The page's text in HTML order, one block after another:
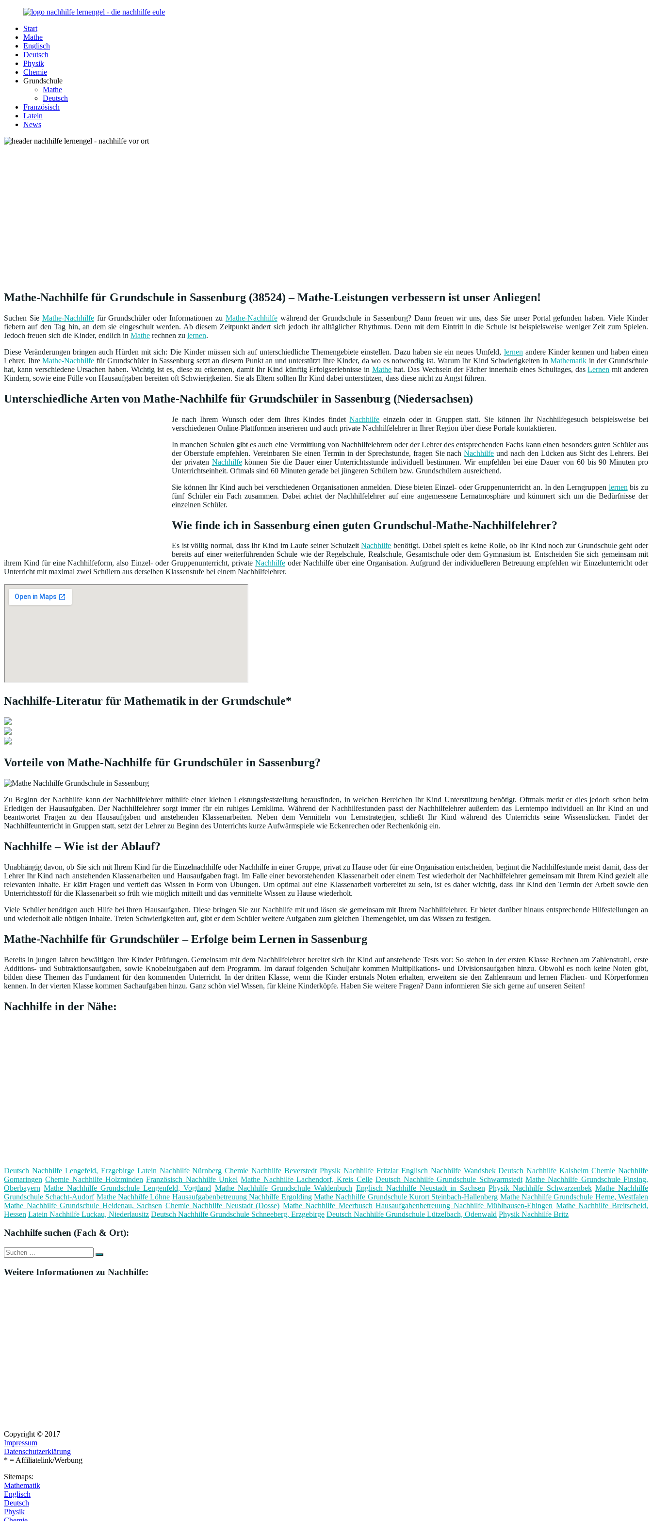
Zurück
Inhalt
Nachhilfe-
Lernengel.de
Unsere
Nachhilfe-
Eule
berät
zum
Damit
Lernen
Spaß
Start
Mathe
Englisch
Deutsch
Physik
Chemie
Grundschule
Mathe
Deutsch
Französisch
Latein
News
Mathe-Nachhilfe für Grundschule in Sassenburg (38524) – Mathe-Leistungen verbessern ist unser Anliegen!
Suchen Sie Mathe-Nachhilfefür Grundschüler oder Informationen zu Mathe-Nachhilfewährend der Grundschule in Sassenburg? Dann freuen wir uns, dass Sie unser Portal gefunden haben. Viele Kinder
fiebern auf den Tag hin, an dem sie eingeschult werden. Ab diesem Zeitpunkt ändert sich jedoch ihr alltäglicher Rhythmus. Denn mit dem Eintritt in die Schule ist beispielsweise weniger Zeit zum Spielen.
Jedoch freuen sich die Kinder, endlich in Mathe rechnen zu lernen.
Diese Veränderungen bringen auch Hürden mit sich: Die Kinder müssen sich auf unterschiedliche Themengebiete einstellen. Dazu haben sie ein neues Umfeld, lernen andere Kinder kennen und haben einen
Lehrer. IhreMathe-Nachhilfe für Grundschüler in Sassenburg setzt an diesem Punkt an und unterstützt Ihre Kinder, da wo es notwendig ist. Warum Ihr Kind Schwierigkeiten inMathematik in der Grundschule
hat, kann verschiedene Ursachen haben. Wichtig ist es, diese zu erkennen, damit Ihr Kind künftig Erfolgserlebnisse inMathe hat. Das Wechseln der Fächer innerhalb eines Schultages, dasLernen mit anderen
Kindern, sowie eine Fülle von Hausaufgaben bereiten oft Schwierigkeiten. Sie als Eltern sollten Ihr Kind dabei unterstützen, dass diese nicht zu Angst führen.
Unterschiedliche Arten von Mathe-Nachhilfe für Grundschüler in Sassenburg (Niedersachsen)
Je nach Ihrem Wunsch oder dem Ihres Kindes findetNachhilfe einzeln oder in Gruppen statt. Sie können Ihr Nachhilfegesuch beispielsweise bei
verschiedenen Online-Plattformen inserieren und auch private Nachhilfelehrer in Ihrer Region über diese Portale kontaktieren.
In manchen Schulen gibt es auch eine Vermittlung von Nachhilfelehrern oder der Lehrer des entsprechenden Fachs kann einen besonders guten Schüler aus
der Oberstufe empfehlen. Vereinbaren Sie einen Termin in der Sprechstunde, fragen Sie nachNachhilfe und nach den Lücken aus Sicht des Lehrers. Bei
der privaten Nachhilfekönnen Sie die Dauer einer Unterrichtsstunde individuell bestimmen. Wir empfehlen bei eine Dauer von 60 bis 90 Minuten pro
Unterrichtseinheit. Oftmals sind 60 Minuten gerade bei jüngeren Schülern bzw. Grundschülern ausreichend.
Sie können Ihr Kind auch bei verschiedenen Organisationen anmelden. Diese bieten Einzel- oder Gruppenunterricht an. In den Lerngruppen lernen bis zu
fünf Schüler ein Fach zusammen. Dabei achtet der Nachhilfelehrer auf eine angemessene Lernatmosphäre und kümmert sich um die Bedürfnisse der
einzelnen Schüler.
Wie finde ich in Sassenburg einen guten Grundschul-Mathe-Nachhilfelehrer?
Es ist völlig normal, dass Ihr Kind im Laufe seiner SchulzeitNachhilfe benötigt. Dabei spielt es keine Rolle, ob Ihr Kind noch zur Grundschule geht oder
bereits auf einer weiterführenden Schule wie der Regelschule, Realschule, Gesamtschule oder dem Gymnasium ist. Entscheiden Sie sich gemeinsam mit
ihrem Kind für eine Nachhilfeform, also Einzel- oder Gruppenunterricht, private Nachhilfeoder Nachhilfe über eine Organisation. Aufgrund der individuelleren Betreuung empfehlen wir Einzelunterricht oder
Unterricht mit maximal zwei Schülern aus derselben Klassenstufe bei einem Nachhilfelehrer.
Nachhilfe-Literatur für Mathematik in der Grundschule*
Vorteile von Mathe-Nachhilfe für Grundschüler in Sassenburg?
Zu Beginn der Nachhilfe kann der Nachhilfelehrer mithilfe einer kleinen Leistungsfeststellung herausfinden, in welchen Bereichen Ihr Kind Unterstützung benötigt. Oftmals merkt er dies jedoch schon beim
Erledigen der Hausaufgaben. Der Nachhilfelehrer sorgt immer für ein ruhiges Lernklima. Während der Nachhilfestunden passt der Nachhilfelehrer außerdem das Lerntempo individuell an Ihr Kind an und
beantwortet Fragen zu den Hausaufgaben und anstehenden Klassenarbeiten. Neben dem Vermitteln von Lernstrategien, schließt Ihr Kind während des Unterrichts seine Wissenslücken. Findet der
Nachhilfeunterricht in Gruppen statt, setzt der Lehrer zu Beginn des Unterrichts kurze Aufwärmspiele wie Eckenrechen oder Rechenkönig ein.
Nachhilfe – Wie ist der Ablauf?
Unabhängig davon, ob Sie sich mit Ihrem Kind für die Einzelnachhilfe oder Nachhilfe in einer Gruppe, privat zu Hause oder für eine Organisation entscheiden, beginnt die Nachhilfestunde meist damit, dass der
Lehrer Ihr Kind nach anstehenden Klassenarbeiten und Hausaufgaben fragt. Im Falle einer bevorstehenden Klassenarbeit oder einem Test wiederholt der Nachhilfelehrer gemeinsam mit Ihrem Kind gezielt alle
relevanten Inhalte. Er klärt Fragen und vertieft das Wissen in Form von Übungen. Um optimal auf eine Klassenarbeit vorbereitet zu sein, ist es daher wichtig, dass Ihr Kind den Termin der Arbeit sowie den
Unterrichtsstoff für die Klassenarbeit so früh wie möglich mitteilt und das vermittelte Wissen zu Hause wiederholt.
Viele Schüler benötigen auch Hilfe bei Ihren Hausaufgaben. Diese bringen Sie zur Nachhilfe mit und lösen sie gemeinsam mit Ihrem Nachhilfelehrer. Er bietet darüber hinaus entsprechende Hilfestellungen an
und wiederholt alle nötigen Inhalte. Treten Schwierigkeiten auf, gibt er dem Schüler weitere Aufgaben zum gleichen Themengebiet, um das Wissen zu festigen.
Mathe-Nachhilfe für Grundschüler – Erfolge beim Lernen in Sassenburg
Bereits in jungen Jahren bewältigen Ihre Kinder Prüfungen. Gemeinsam mit dem Nachhilfelehrer bereitet sich ihr Kind auf anstehende Tests vor: So stehen in der ersten Klasse Rechnen am Zahlenstrahl, erste
Additions- und Subtraktionsaufgaben, sowie Knobelaufgaben auf dem Programm. Im darauf folgenden Schuljahr kommen Multiplikations- und Divisionsaufgaben hinzu. Obwohl es noch keine Noten gibt,
bilden diese Themen das Fundament für den kommenden Unterricht. In der dritten Klasse, wenn die Kinder erstmals Noten erhalten, erweitern sie den Zahlenraum und lernen Flächen- und Körperformen
kennen. In der vierten Klasse kommen Sachaufgaben hinzu. Ganz schön viel Wissen, für kleine Kinderköpfe. Haben Sie weitere Fragen? Dann informieren Sie sich gerne auf unseren Seiten!
Nachhilfe in der Nähe:
Deutsch Nachhilfe Lengefeld, Erzgebirge Latein Nachhilfe Nürnberg Chemie Nachhilfe Beverstedt Physik Nachhilfe Fritzlar Englisch Nachhilfe Wandsbek Deutsch Nachhilfe Kaisheim Chemie Nachhilfe
Gomaringen Chemie Nachhilfe Holzminden Französisch Nachhilfe Unkel Mathe Nachhilfe Lachendorf, Kreis Celle Deutsch Nachhilfe Grundschule Schwarmstedt Mathe Nachhilfe Grundschule Finsing,
Oberbayern Mathe Nachhilfe Grundschule Lengenfeld, Vogtland Mathe Nachhilfe Grundschule Waldenbuch Englisch Nachhilfe Neustadt in Sachsen Physik Nachhilfe Schwarzenbek Mathe Nachhilfe
Grundschule Schacht-Audorf Mathe Nachhilfe Löhne Hausaufgabenbetreuung Nachhilfe Ergolding Mathe Nachhilfe Grundschule Kurort Steinbach-Hallenberg Mathe Nachhilfe Grundschule Herne, Westfalen
Mathe Nachhilfe Grundschule Heidenau, Sachsen Chemie Nachhilfe Neustadt (Dosse) Mathe Nachhilfe Meerbusch Hausaufgabenbetreuung Nachhilfe Mühlhausen-Ehingen Mathe Nachhilfe Breitscheid,
Hessen Latein Nachhilfe Luckau, Niederlausitz Deutsch Nachhilfe Grundschule Schneeberg, Erzgebirge Deutsch Nachhilfe Grundschule Lützelbach, Odenwald Physik Nachhilfe Britz
Nachhilfe suchen (Fach & Ort):
Suche
nach:
Suchen
Weitere Informationen zu Nachhilfe:
Copyright © 2017
Impressum
Datenschutzerklärung
* = Affiliatelink/Werbung
Sitemaps:
Mathematik
Englisch
Deutsch
Physik